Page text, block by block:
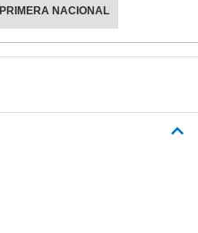
PRIMERA NACIONAL